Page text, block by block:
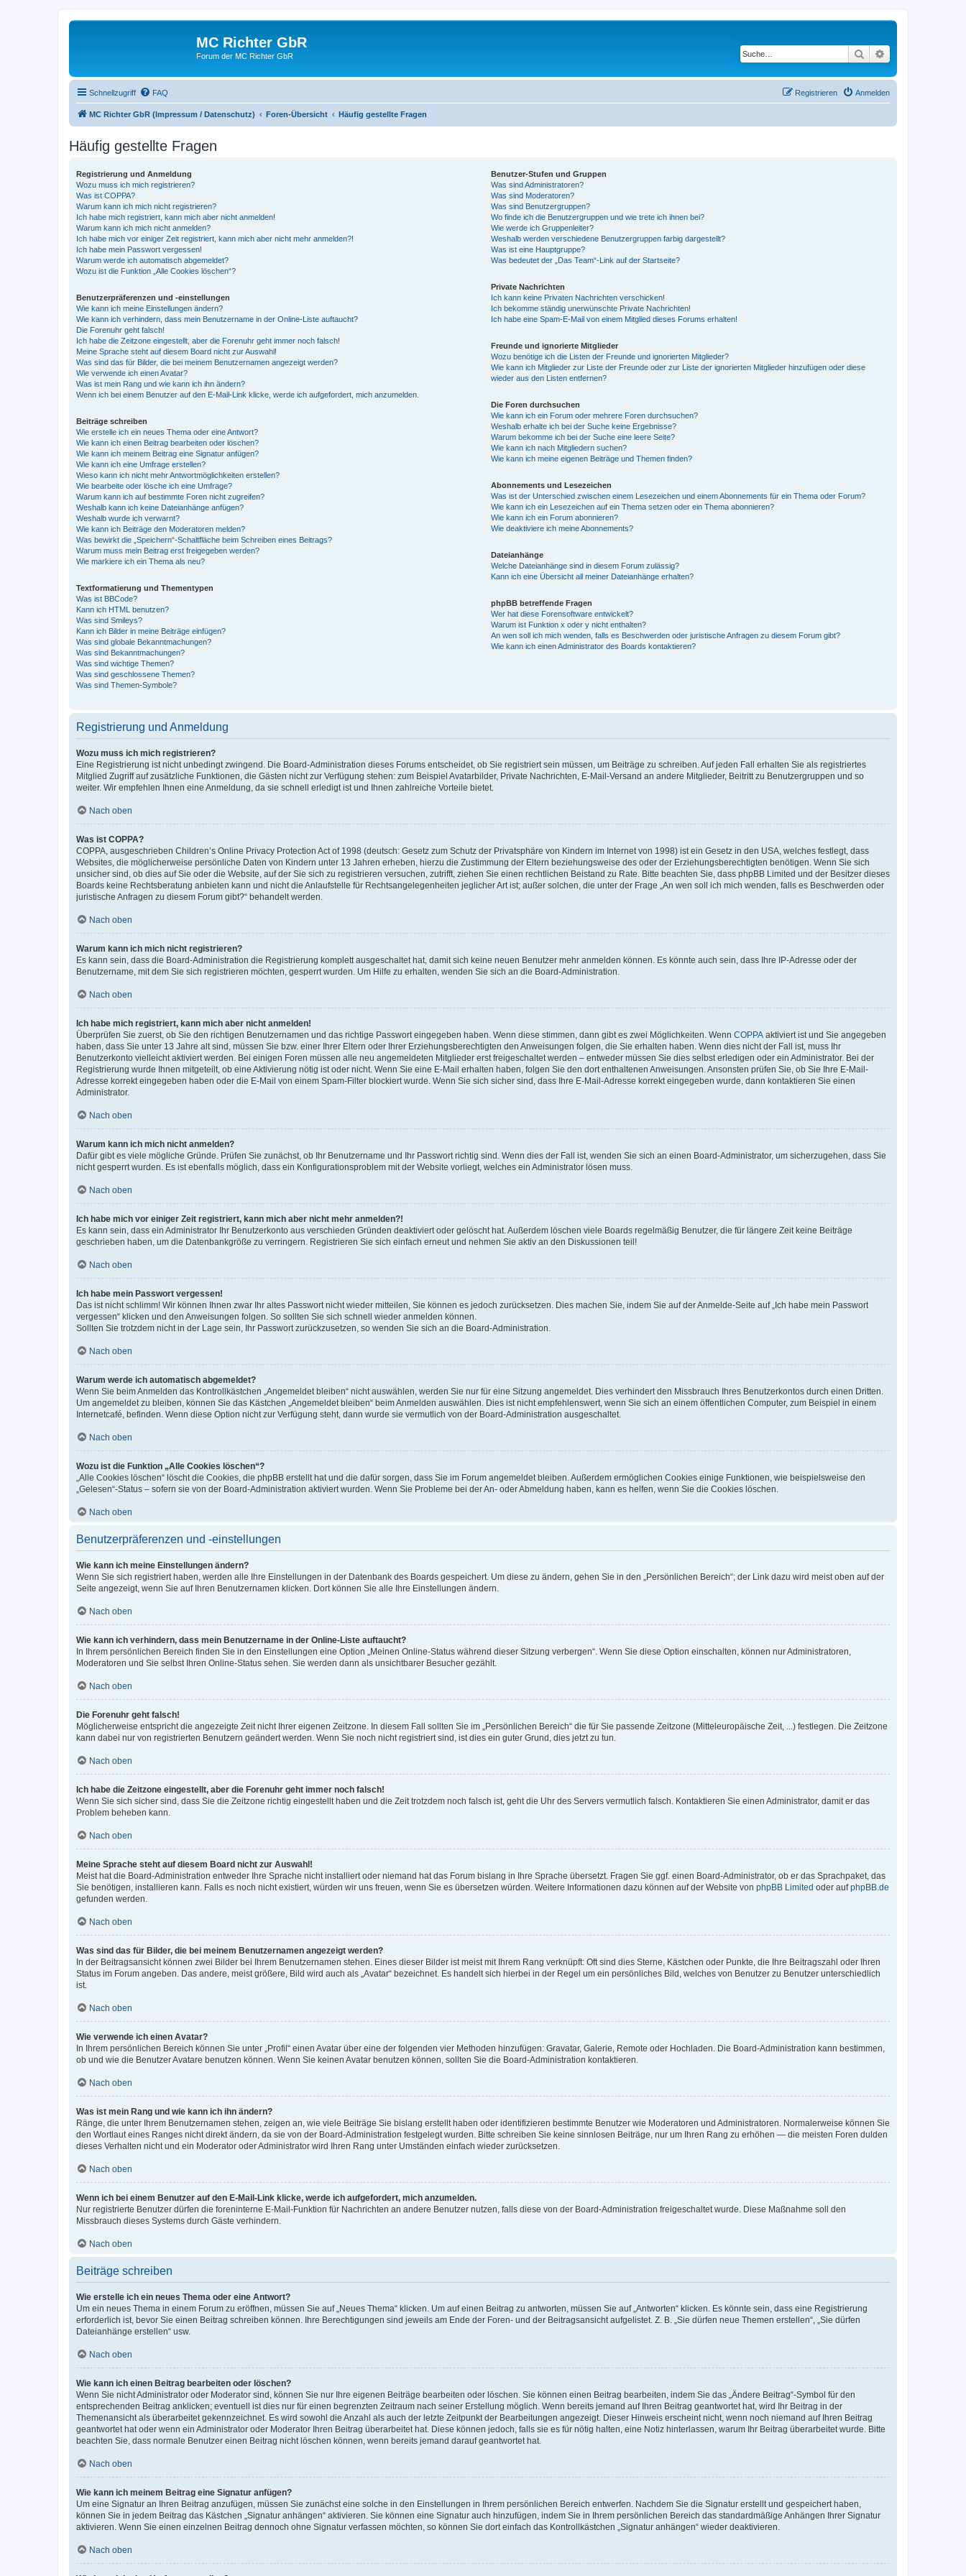
MC Richter GbR
Forum der MC Richter GbR Suche
Schnellzugriff FAQ Anmelden
Registrieren
MC Richter GbR (Impressum / Datenschutz) Foren-Übersicht Häufig gestellte Fragen
Häufig gestellte Fragen
Registrierung und Anmeldung
Wozu muss ich mich registrieren?
Was ist COPPA?
Warum kann ich mich nicht registrieren?
Ich habe mich registriert, kann mich aber nicht anmelden!
Warum kann ich mich nicht anmelden?
Ich habe mich vor einiger Zeit registriert, kann mich aber nicht mehr anmelden?!
Ich habe mein Passwort vergessen!
Warum werde ich automatisch abgemeldet?
Wozu ist die Funktion „Alle Cookies löschen“?
Benutzerpräferenzen und -einstellungen
Wie kann ich meine Einstellungen ändern?
Wie kann ich verhindern, dass mein Benutzername in der Online-Liste auftaucht?
Die Forenuhr geht falsch!
Ich habe die Zeitzone eingestellt, aber die Forenuhr geht immer noch falsch!
Meine Sprache steht auf diesem Board nicht zur Auswahl!
Was sind das für Bilder, die bei meinem Benutzernamen angezeigt werden?
Wie verwende ich einen Avatar?
Was ist mein Rang und wie kann ich ihn ändern?
Wenn ich bei einem Benutzer auf den E-Mail-Link klicke, werde ich aufgefordert, mich anzumelden.
Beiträge schreiben
Wie erstelle ich ein neues Thema oder eine Antwort?
Wie kann ich einen Beitrag bearbeiten oder löschen?
Wie kann ich meinem Beitrag eine Signatur anfügen?
Wie kann ich eine Umfrage erstellen?
Wieso kann ich nicht mehr Antwortmöglichkeiten erstellen?
Wie bearbeite oder lösche ich eine Umfrage?
Warum kann ich auf bestimmte Foren nicht zugreifen?
Weshalb kann ich keine Dateianhänge anfügen?
Weshalb wurde ich verwarnt?
Wie kann ich Beiträge den Moderatoren melden?
Was bewirkt die „Speichern“-Schaltfläche beim Schreiben eines Beitrags?
Warum muss mein Beitrag erst freigegeben werden?
Wie markiere ich ein Thema als neu?
Textformatierung und Thementypen
Was ist BBCode?
Kann ich HTML benutzen?
Was sind Smileys?
Kann ich Bilder in meine Beiträge einfügen?
Was sind globale Bekanntmachungen?
Was sind Bekanntmachungen?
Was sind wichtige Themen?
Was sind geschlossene Themen?
Was sind Themen-Symbole?
Benutzer-Stufen und Gruppen
Was sind Administratoren?
Was sind Moderatoren?
Was sind Benutzergruppen?
Wo finde ich die Benutzergruppen und wie trete ich ihnen bei?
Wie werde ich Gruppenleiter?
Weshalb werden verschiedene Benutzergruppen farbig dargestellt?
Was ist eine Hauptgruppe?
Was bedeutet der „Das Team“-Link auf der Startseite?
Private Nachrichten
Ich kann keine Privaten Nachrichten verschicken!
Ich bekomme ständig unerwünschte Private Nachrichten!
Ich habe eine Spam-E-Mail von einem Mitglied dieses Forums erhalten!
Freunde und ignorierte Mitglieder
Wozu benötige ich die Listen der Freunde und ignorierten Mitglieder?
Wie kann ich Mitglieder zur Liste der Freunde oder zur Liste der ignorierten Mitglieder hinzufügen oder diese
wieder aus den Listen entfernen?
Die Foren durchsuchen
Wie kann ich ein Forum oder mehrere Foren durchsuchen?
Weshalb erhalte ich bei der Suche keine Ergebnisse?
Warum bekomme ich bei der Suche eine leere Seite?
Wie kann ich nach Mitgliedern suchen?
Wie kann ich meine eigenen Beiträge und Themen finden?
Abonnements und Lesezeichen
Was ist der Unterschied zwischen einem Lesezeichen und einem Abonnements für ein Thema oder Forum?
Wie kann ich ein Lesezeichen auf ein Thema setzen oder ein Thema abonnieren?
Wie kann ich ein Forum abonnieren?
Wie deaktiviere ich meine Abonnements?
Dateianhänge
Welche Dateianhänge sind in diesem Forum zulässig?
Kann ich eine Übersicht all meiner Dateianhänge erhalten?
phpBB betreffende Fragen
Wer hat diese Forensoftware entwickelt?
Warum ist Funktion x oder y nicht enthalten?
An wen soll ich mich wenden, falls es Beschwerden oder juristische Anfragen zu diesem Forum gibt?
Wie kann ich einen Administrator des Boards kontaktieren?
Registrierung und Anmeldung
Wozu muss ich mich registrieren?
Eine Registrierung ist nicht unbedingt zwingend. Die Board-Administration dieses Forums entscheidet, ob Sie registriert sein müssen, um Beiträge zu schreiben. Auf jeden Fall erhalten Sie als registriertes
Mitglied Zugriff auf zusätzliche Funktionen, die Gästen nicht zur Verfügung stehen: zum Beispiel Avatarbilder, Private Nachrichten, E-Mail-Versand an andere Mitglieder, Beitritt zu Benutzergruppen und so
weiter. Wir empfehlen Ihnen eine Anmeldung, da sie schnell erledigt ist und Ihnen zahlreiche Vorteile bietet.
Nach oben
Was ist COPPA?
COPPA, ausgeschrieben Children’s Online Privacy Protection Act of 1998 (deutsch: Gesetz zum Schutz der Privatsphäre von Kindern im Internet von 1998) ist ein Gesetz in den USA, welches festlegt, dass
Websites, die möglicherweise persönliche Daten von Kindern unter 13 Jahren erheben, hierzu die Zustimmung der Eltern beziehungsweise des oder der Erziehungsberechtigten benötigen. Wenn Sie sich
unsicher sind, ob dies auf Sie oder die Website, auf der Sie sich zu registrieren versuchen, zutrifft, ziehen Sie einen rechtlichen Beistand zu Rate. Bitte beachten Sie, dass phpBB Limited und der Besitzer dieses
Boards keine Rechtsberatung anbieten kann und nicht die Anlaufstelle für Rechtsangelegenheiten jeglicher Art ist; außer solchen, die unter der Frage „An wen soll ich mich wenden, falls es Beschwerden oder
juristische Anfragen zu diesem Forum gibt?“ behandelt werden.
Nach oben
Warum kann ich mich nicht registrieren?
Es kann sein, dass die Board-Administration die Registrierung komplett ausgeschaltet hat, damit sich keine neuen Benutzer mehr anmelden können. Es könnte auch sein, dass Ihre IP-Adresse oder der
Benutzername, mit dem Sie sich registrieren möchten, gesperrt wurden. Um Hilfe zu erhalten, wenden Sie sich an die Board-Administration.
Nach oben
Ich habe mich registriert, kann mich aber nicht anmelden!
Überprüfen Sie zuerst, ob Sie den richtigen Benutzernamen und das richtige Passwort eingegeben haben. Wenn diese stimmen, dann gibt es zwei Möglichkeiten. Wenn COPPA aktiviert ist und Sie angegeben
haben, dass Sie unter 13 Jahre alt sind, müssen Sie bzw. einer Ihrer Eltern oder Ihrer Erziehungsberechtigten den Anweisungen folgen, die Sie erhalten haben. Wenn dies nicht der Fall ist, muss Ihr
Benutzerkonto vielleicht aktiviert werden. Bei einigen Foren müssen alle neu angemeldeten Mitglieder erst freigeschaltet werden – entweder müssen Sie dies selbst erledigen oder ein Administrator. Bei der
Registrierung wurde Ihnen mitgeteilt, ob eine Aktivierung nötig ist oder nicht. Wenn Sie eine E-Mail erhalten haben, folgen Sie den dort enthaltenen Anweisungen. Ansonsten prüfen Sie, ob Sie Ihre E-Mail-
Adresse korrekt eingegeben haben oder die E-Mail von einem Spam-Filter blockiert wurde. Wenn Sie sich sicher sind, dass Ihre E-Mail-Adresse korrekt eingegeben wurde, dann kontaktieren Sie einen
Administrator.
Nach oben
Warum kann ich mich nicht anmelden?
Dafür gibt es viele mögliche Gründe. Prüfen Sie zunächst, ob Ihr Benutzername und Ihr Passwort richtig sind. Wenn dies der Fall ist, wenden Sie sich an einen Board-Administrator, um sicherzugehen, dass Sie
nicht gesperrt wurden. Es ist ebenfalls möglich, dass ein Konfigurationsproblem mit der Website vorliegt, welches ein Administrator lösen muss.
Nach oben
Ich habe mich vor einiger Zeit registriert, kann mich aber nicht mehr anmelden?!
Es kann sein, dass ein Administrator Ihr Benutzerkonto aus verschieden Gründen deaktiviert oder gelöscht hat. Außerdem löschen viele Boards regelmäßig Benutzer, die für längere Zeit keine Beiträge
geschrieben haben, um die Datenbankgröße zu verringern. Registrieren Sie sich einfach erneut und nehmen Sie aktiv an den Diskussionen teil!
Nach oben
Ich habe mein Passwort vergessen!
Das ist nicht schlimm! Wir können Ihnen zwar Ihr altes Passwort nicht wieder mitteilen, Sie können es jedoch zurücksetzen. Dies machen Sie, indem Sie auf der Anmelde-Seite auf „Ich habe mein Passwort
vergessen“ klicken und den Anweisungen folgen. So sollten Sie sich schnell wieder anmelden können.
Sollten Sie trotzdem nicht in der Lage sein, Ihr Passwort zurückzusetzen, so wenden Sie sich an die Board-Administration.
Nach oben
Warum werde ich automatisch abgemeldet?
Wenn Sie beim Anmelden das Kontrollkästchen „Angemeldet bleiben“ nicht auswählen, werden Sie nur für eine Sitzung angemeldet. Dies verhindert den Missbrauch Ihres Benutzerkontos durch einen Dritten.
Um angemeldet zu bleiben, können Sie das Kästchen „Angemeldet bleiben“ beim Anmelden auswählen. Dies ist nicht empfehlenswert, wenn Sie sich an einem öffentlichen Computer, zum Beispiel in einem
Internetcafé, befinden. Wenn diese Option nicht zur Verfügung steht, dann wurde sie vermutlich von der Board-Administration ausgeschaltet.
Nach oben
Wozu ist die Funktion „Alle Cookies löschen“?
„Alle Cookies löschen“ löscht die Cookies, die phpBB erstellt hat und die dafür sorgen, dass Sie im Forum angemeldet bleiben. Außerdem ermöglichen Cookies einige Funktionen, wie beispielsweise den
„Gelesen“-Status – sofern sie von der Board-Administration aktiviert wurden. Wenn Sie Probleme bei der An- oder Abmeldung haben, kann es helfen, wenn Sie die Cookies löschen.
Nach oben
Benutzerpräferenzen und -einstellungen
Wie kann ich meine Einstellungen ändern?
Wenn Sie sich registriert haben, werden alle Ihre Einstellungen in der Datenbank des Boards gespeichert. Um diese zu ändern, gehen Sie in den „Persönlichen Bereich“; der Link dazu wird meist oben auf der
Seite angezeigt, wenn Sie auf Ihren Benutzernamen klicken. Dort können Sie alle Ihre Einstellungen ändern.
Nach oben
Wie kann ich verhindern, dass mein Benutzername in der Online-Liste auftaucht?
In Ihrem persönlichen Bereich finden Sie in den Einstellungen eine Option „Meinen Online-Status während dieser Sitzung verbergen“. Wenn Sie diese Option einschalten, können nur Administratoren,
Moderatoren und Sie selbst Ihren Online-Status sehen. Sie werden dann als unsichtbarer Besucher gezählt.
Nach oben
Die Forenuhr geht falsch!
Möglicherweise entspricht die angezeigte Zeit nicht Ihrer eigenen Zeitzone. In diesem Fall sollten Sie im „Persönlichen Bereich“ die für Sie passende Zeitzone (Mitteleuropäische Zeit, ...) festlegen. Die Zeitzone
kann dabei nur von registrierten Benutzern geändert werden. Wenn Sie noch nicht registriert sind, ist dies ein guter Grund, dies jetzt zu tun.
Nach oben
Ich habe die Zeitzone eingestellt, aber die Forenuhr geht immer noch falsch!
Wenn Sie sich sicher sind, dass Sie die Zeitzone richtig eingestellt haben und die Zeit trotzdem noch falsch ist, geht die Uhr des Servers vermutlich falsch. Kontaktieren Sie einen Administrator, damit er das
Problem beheben kann.
Nach oben
Meine Sprache steht auf diesem Board nicht zur Auswahl!
Meist hat die Board-Administration entweder Ihre Sprache nicht installiert oder niemand hat das Forum bislang in Ihre Sprache übersetzt. Fragen Sie ggf. einen Board-Administrator, ob er das Sprachpaket, das
Sie benötigen, installieren kann. Falls es noch nicht existiert, würden wir uns freuen, wenn Sie es übersetzen würden. Weitere Informationen dazu können auf der Website von phpBB Limited oder aufphpBB.de
gefunden werden.
Nach oben
Was sind das für Bilder, die bei meinem Benutzernamen angezeigt werden?
In der Beitragsansicht können zwei Bilder bei Ihrem Benutzernamen stehen. Eines dieser Bilder ist meist mit Ihrem Rang verknüpft: Oft sind dies Sterne, Kästchen oder Punkte, die Ihre Beitragszahl oder Ihren
Status im Forum angeben. Das andere, meist größere, Bild wird auch als „Avatar“ bezeichnet. Es handelt sich hierbei in der Regel um ein persönliches Bild, welches von Benutzer zu Benutzer unterschiedlich
ist.
Nach oben
Wie verwende ich einen Avatar?
In Ihrem persönlichen Bereich können Sie unter „Profil“ einen Avatar über eine der folgenden vier Methoden hinzufügen: Gravatar, Galerie, Remote oder Hochladen. Die Board-Administration kann bestimmen,
ob und wie die Benutzer Avatare benutzen können. Wenn Sie keinen Avatar benutzen können, sollten Sie die Board-Administration kontaktieren.
Nach oben
Was ist mein Rang und wie kann ich ihn ändern?
Ränge, die unter Ihrem Benutzernamen stehen, zeigen an, wie viele Beiträge Sie bislang erstellt haben oder identifizieren bestimmte Benutzer wie Moderatoren und Administratoren. Normalerweise können Sie
den Wortlaut eines Ranges nicht direkt ändern, da sie von der Board-Administration festgelegt wurden. Bitte schreiben Sie keine sinnlosen Beiträge, nur um Ihren Rang zu erhöhen — die meisten Foren dulden
dieses Verhalten nicht und ein Moderator oder Administrator wird Ihren Rang unter Umständen einfach wieder zurücksetzen.
Nach oben
Wenn ich bei einem Benutzer auf den E-Mail-Link klicke, werde ich aufgefordert, mich anzumelden.
Nur registrierte Benutzer dürfen die foreninterne E-Mail-Funktion für Nachrichten an andere Benutzer nutzen, falls diese von der Board-Administration freigeschaltet wurde. Diese Maßnahme soll den
Missbrauch dieses Systems durch Gäste verhindern.
Nach oben
Beiträge schreiben
Wie erstelle ich ein neues Thema oder eine Antwort?
Um ein neues Thema in einem Forum zu eröffnen, müssen Sie auf „Neues Thema“ klicken. Um auf einen Beitrag zu antworten, müssen Sie auf „Antworten“ klicken. Es könnte sein, dass eine Registrierung
erforderlich ist, bevor Sie einen Beitrag schreiben können. Ihre Berechtigungen sind jeweils am Ende der Foren- und der Beitragsansicht aufgelistet. Z. B. „Sie dürfen neue Themen erstellen“, „Sie dürfen
Dateianhänge erstellen“ usw.
Nach oben
Wie kann ich einen Beitrag bearbeiten oder löschen?
Wenn Sie nicht Administrator oder Moderator sind, können Sie nur Ihre eigenen Beiträge bearbeiten oder löschen. Sie können einen Beitrag bearbeiten, indem Sie das „Ändere Beitrag“-Symbol für den
entsprechenden Beitrag anklicken; eventuell ist dies nur für einen begrenzten Zeitraum nach seiner Erstellung möglich. Wenn bereits jemand auf Ihren Beitrag geantwortet hat, wird Ihr Beitrag in der
Themenansicht als überarbeitet gekennzeichnet. Es wird sowohl die Anzahl als auch der letzte Zeitpunkt der Bearbeitungen angezeigt. Dieser Hinweis erscheint nicht, wenn noch niemand auf Ihren Beitrag
geantwortet hat oder wenn ein Administrator oder Moderator Ihren Beitrag überarbeitet hat. Diese können jedoch, falls sie es für nötig halten, eine Notiz hinterlassen, warum Ihr Beitrag überarbeitet wurde. Bitte
beachten Sie, dass normale Benutzer einen Beitrag nicht löschen können, wenn bereits jemand darauf geantwortet hat.
Nach oben
Wie kann ich meinem Beitrag eine Signatur anfügen?
Um eine Signatur an Ihren Beitrag anzufügen, müssen Sie zunächst eine solche in den Einstellungen in Ihrem persönlichen Bereich entwerfen. Nachdem Sie die Signatur erstellt und gespeichert haben,
können Sie in jedem Beitrag das Kästchen „Signatur anhängen“ aktivieren. Sie können eine Signatur auch hinzufügen, indem Sie in Ihrem persönlichen Bereich das standardmäßige Anhängen Ihrer Signatur
aktivieren. Wenn Sie einen einzelnen Beitrag dennoch ohne Signatur verfassen möchten, so können Sie dort einfach das Kontrollkästchen „Signatur anhängen“ wieder deaktivieren.
Nach oben